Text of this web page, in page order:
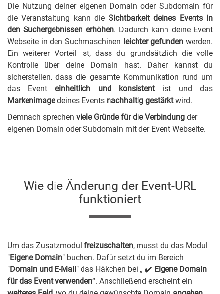
Die Nutzung deiner eigenen Domain oder Subdomain für
die Veranstaltung kann die Sichtbarkeit deines Events in
den Suchergebnissen erhöhen. Dadurch kann deine Event
Webseite in den Suchmaschinen leichter gefunden werden.
Ein weiterer Vorteil ist, dass du grundsätzlich die volle
Kontrolle über deine Domain hast. Daher kannst du
sicherstellen, dass die gesamte Kommunikation rund um
das Event einheitlich und konsistentist und das
Markenimagedeines Events nachhaltig gestärktwird.
Demnach sprechen viele Gründe für die Verbindung der
eigenen Domain oder Subdomain mit der Event Webseite.
Wie die Änderung der Event-URL
funktioniert
Um das Zusatzmodul freizuschalten, musst du das Modul
"Eigene Domain" buchen. Dafür setzt du im Bereich
"Domain und E-Mail" das Häkchen bei „ ✔️ Eigene Domain
für das Event verwenden“. Anschließend erscheint ein